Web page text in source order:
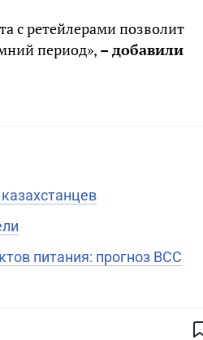
с ретейлерами позволит
период», – добавили
питания: прогноз BCC